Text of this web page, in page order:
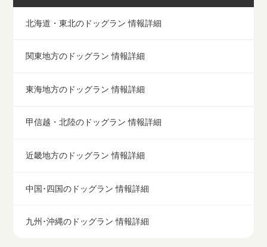
北海道・東北のドッグラン 情報詳細
関東地方のドッグラン 情報詳細
東海地方のドッグラン 情報詳細
甲信越・北陸のドッグラン 情報詳細
近畿地方のドッグラン 情報詳細
中国･四国のドッグラン 情報詳細
九州･沖縄のドッグラン 情報詳細